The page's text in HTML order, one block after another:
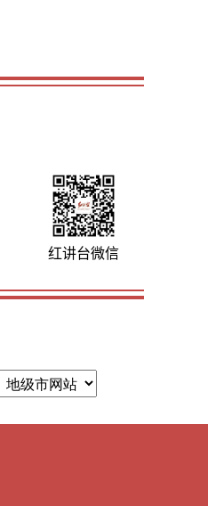
红讲台微信